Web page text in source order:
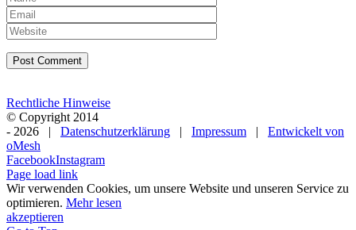
Rechtliche Hinweise
© Copyright 2014
- 2026 | Datenschutzerklärung | Impressum | Entwickelt von
oMesh
FacebookInstagram
Page load link
Wir verwenden Cookies, um unsere Website und unseren Service zu
optimieren. Mehr lesen
akzeptieren